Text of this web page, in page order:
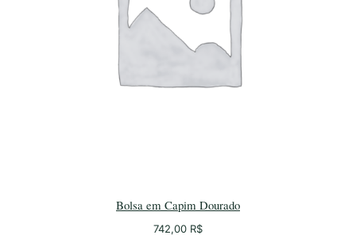
Bolsa em Capim Dourado
742,00 R$